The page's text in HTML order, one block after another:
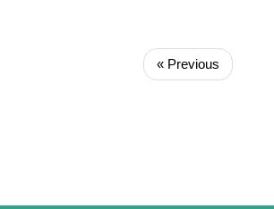
« Previous